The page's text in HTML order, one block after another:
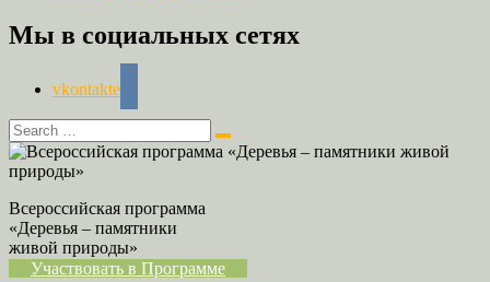
Мы в социальных сетях
vkontakte
Всероссийская программа
«Деревья – памятники
живой природы»
Участвовать в Программе